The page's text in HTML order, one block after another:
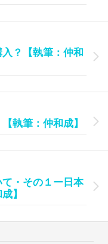
？【執筆：仲和
執筆：仲和成】
・その１ー日本
】